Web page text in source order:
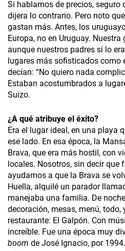
Si hablamos de precios, seguro
dijera lo contrario. Pero noto
gastan más. Antes, los
Europa, no en Uruguay.
aunque nuestros padres sí lo
lugares más sofisticados como
decían: “No quiero nada
Estaban acostumbrados a
Suizo.
¿A qué atribuye el éxito?
Era el lugar ideal, en una playa
ese lado. En esa época, la
Brava, que era más hostil, con
locales. Nosotros, sin decir que
ayudamos a que la Brava se
Huella, alquilé un parador
manejaba una familia. De
decoración, mesas, menú,
restaurante: El Galpón. Con
increíble. Fue una época muy
boom de José Ignacio, por